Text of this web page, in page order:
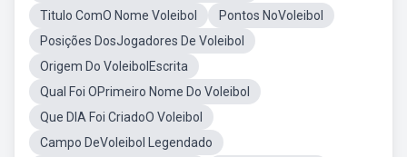
Titulo ComO Nome Voleibol
Pontos NoVoleibol
Posições DosJogadores De Voleibol
Origem Do VoleibolEscrita
Qual Foi OPrimeiro Nome Do Voleibol
Que DIA Foi CriadoO Voleibol
Campo DeVoleibol Legendado